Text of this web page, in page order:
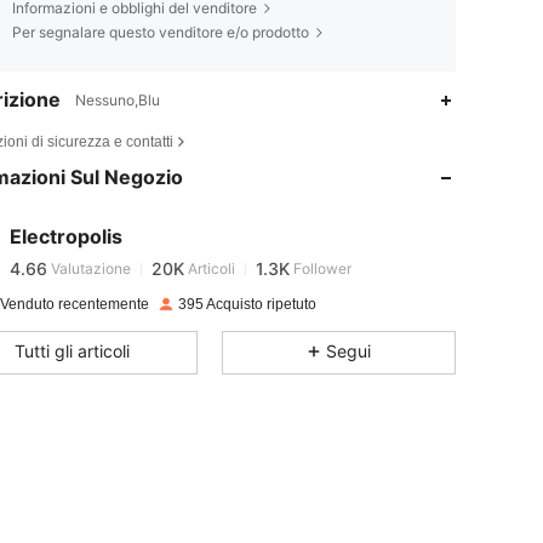
Informazioni e obblighi del venditore
Per segnalare questo venditore e/o prodotto
Nessuno,Blu
di sicurezza e contatti
Sul Negozio
Electropolis
4.66 20K
4.66 Valutazione 20K Articoli 1.3K Follower
4.66 20K 1.3K
recentemente 395 Acquisto ripetuto
Tutti gli articoli Segui